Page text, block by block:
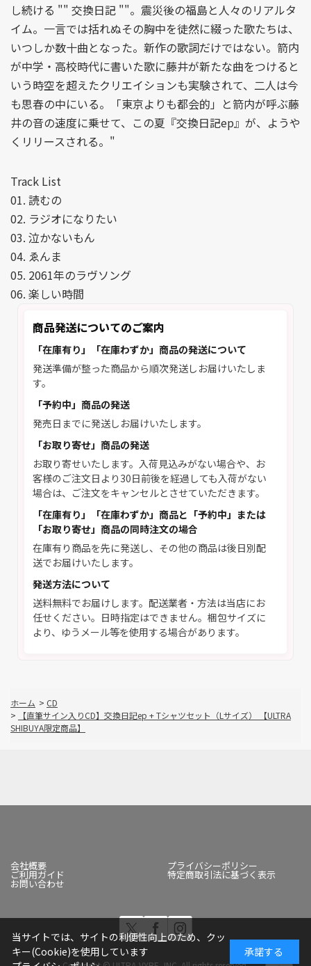
し続ける "" 交換日記 ""。震災後の福島と人々のリアルタ
イム。一言では括れぬその胸中を徒然に綴った歌たちは、
いつしか数十曲となった。新作の歌詞だけではない。箭内
が中学・高校時代に書いた歌に藤井が新たな曲をつけると
いう時空を超えたクリエイションも実験されて、二人は今
も思春の中にいる。「東京よりも都会的」と箭内が呼ぶ藤
井の音の速度に乗せて、この夏『交換日記ep』が、ようや
くリリースされる。"
Track List
01. 読むの
02. ラジオになりたい
03. 泣かないもん
04. ゑんま
05. 2061年のラヴソング
06. 楽しい時間
商品発送についてのご案内
「在庫有り」「在庫わずか」商品の発送について
発送準備が整った商品から順次発送しお届けいたしま
す。
「予約中」商品の発送
発売日までに発送しお届けいたします。
「お取り寄せ」商品の発送
お取り寄せいたします。入荷見込みがない場合や、お
客様のご注文日より30日前後を経過しても入荷がない
場合は、ご注文をキャンセルとさせていただきます。
「在庫有り」「在庫わずか」商品と「予約中」または
「お取り寄せ」商品の同時注文の場合
在庫有り商品を先に発送し、その他の商品は後日別配
送でお届けいたします。
発送方法について
送料無料でお届けします。配送業者・方法は当店にお
任せください。日時指定はできません。梱包サイズに
より、ゆうメール等を使用する場合があります。
ホーム > CD
>
【直筆サイン入りCD】交換日記ep + Tシャツセット（Lサイズ） 【ULTRA
SHIBUYA限定商品】
会社概要 プライバシーポリシー
ご利用ガイド 特定商取引法に基づく表示
お問い合わせ
当サイトでは、サイトの利便性向上のため、クッ
キー(Cookie)を使用しています
承諾する